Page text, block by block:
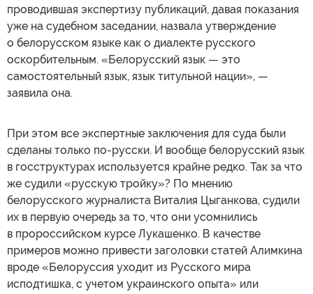
проводившая экспертизу публикаций, давая показания
уже на судебном заседании, назвала утверждение
о белорусском языке как о диалекте русского
оскорбительным. «Белорусский язык — это
самостоятельный язык, язык титульной нации», —
заявила она.
При этом все экспертные заключения для суда были
сделаны только по-русски. И вообще белорусский язык
в госструктурах используется крайне редко. Так за что
же судили «русскую тройку»? По мнению
белорусского журналиста Виталия Цыганкова, судили
их в первую очередь за то, что они усомнились
в пророссийском курсе Лукашенко. В качестве
примеров можно привести заголовки статей Алимкина
вроде «Белоруссия уходит из Русского мира
исподтишка, с учетом украинского опыта» или